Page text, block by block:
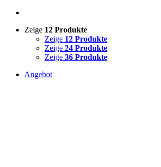
Zeige 12 Produkte
Zeige 12 Produkte
Zeige 24 Produkte
Zeige 36 Produkte
Angebot